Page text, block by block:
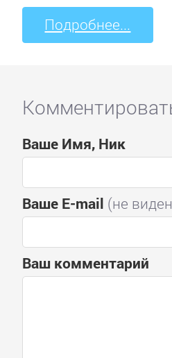
Подробнее...
Ваше Имя, Ник
Ваше E-mail (не
Ваш комментарий